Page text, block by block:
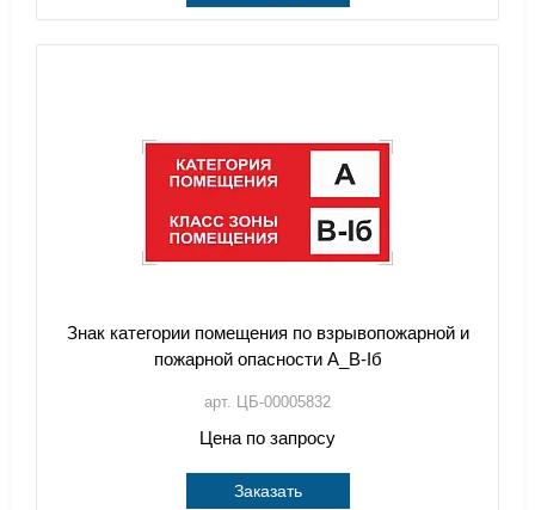
Знак категории помещения по взрывопожарной и
пожарной опасности А_В-Iб
арт. ЦБ-00005832
Цена по запросу
Заказать